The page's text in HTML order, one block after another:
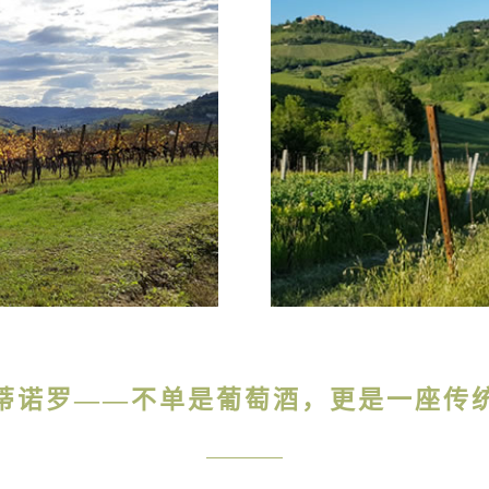
诺罗——不单是葡萄酒，更是一座传